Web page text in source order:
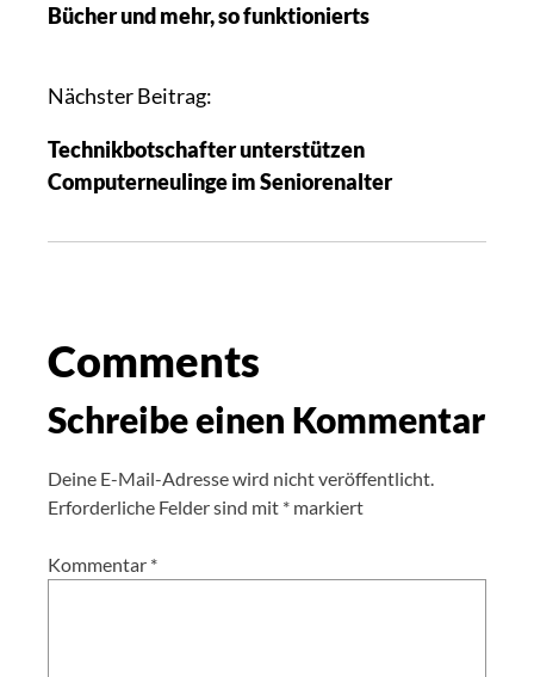
Bücher und mehr, so funktionierts
Nächster Beitrag:
Technikbotschafter unterstützen
Computerneulinge im Seniorenalter
Comments
Schreibe einen Kommentar
Deine E-Mail-Adresse wird nicht veröffentlicht.
Erforderliche Felder sind mit * markiert
Kommentar *